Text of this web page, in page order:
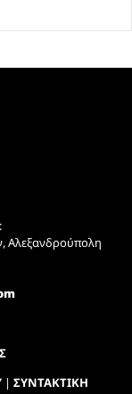
Αλεξανδρούπολη
| ΣΥΝΤΑΚΤΙΚΗ